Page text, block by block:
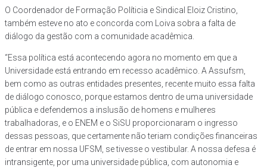
O Coordenador de Formação Políticia e Sindical Eloiz Cristino,
também esteve no ato e concorda com Loiva sobra a falta de
diálogo da gestão com a comunidade acadêmica.
“Essa política está acontecendo agora no momento em que a
Universidade está entrando em recesso acadêmico. A Assufsm,
bem como as outras entidades presentes, recente muito essa falta
de diálogo conosco, porque estamos dentro de uma universidade
pública e defendemos a inslusão de homens e mulheres
trabalhadoras, e o ENEM e o SiSU proporcionaram o ingresso
dessas pessoas, que certamente não teriam condições financeiras
de entrar em nossa UFSM, se tivesse o vestibular. A nossa defesa é
intransigente, por uma universidade pública, com autonomia e